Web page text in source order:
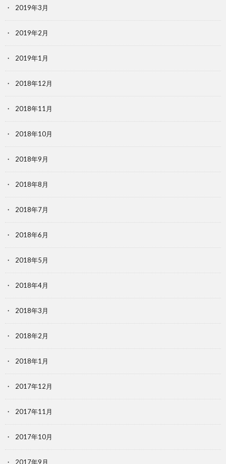
2019年3月
2019年2月
2019年1月
2018年12月
2018年11月
2018年10月
2018年9月
2018年8月
2018年7月
2018年6月
2018年5月
2018年4月
2018年3月
2018年2月
2018年1月
2017年12月
2017年11月
2017年10月
2017年9月